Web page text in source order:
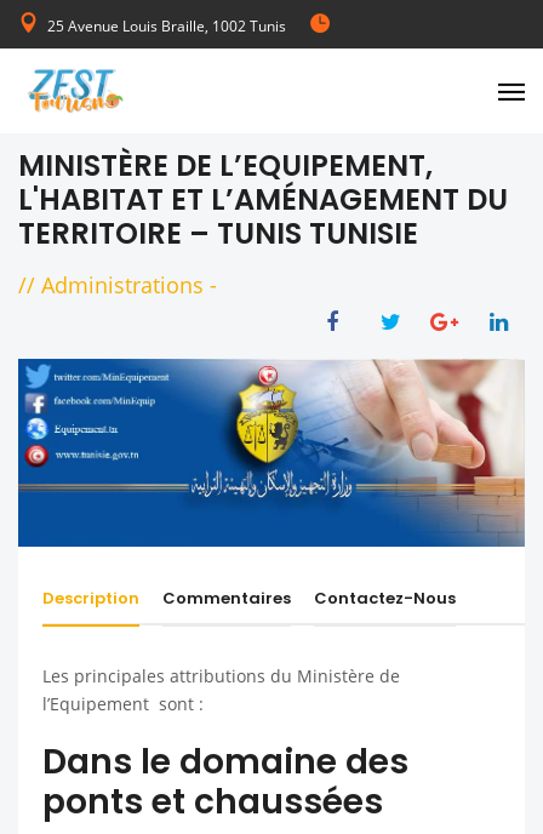
25 Avenue Louis Braille, 1002 Tunis
de Lundi au Vendredi 08:00-17:00
MINISTÈRE DE L’EQUIPEMENT,
L'HABITAT ET L’AMÉNAGEMENT DU
TERRITOIRE – TUNIS TUNISIE
// Administrations -
Description Commentaires Contactez-Nous
Les principales attributions du Ministère de
l’Equipement sont :
Dans le domaine des
ponts et chaussées